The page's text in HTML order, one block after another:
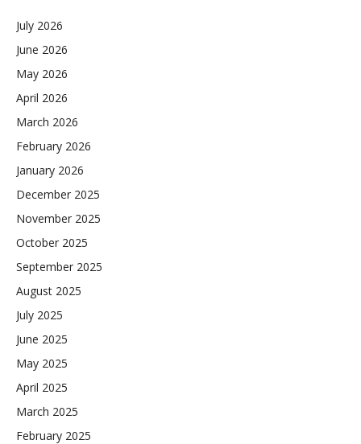
July 2026
June 2026
May 2026
April 2026
March 2026
February 2026
January 2026
December 2025
November 2025
October 2025
September 2025
August 2025
July 2025
June 2025
May 2025
April 2025
March 2025
February 2025